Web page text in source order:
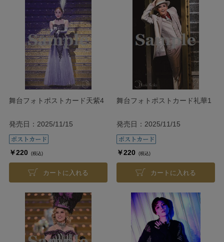
舞台フォトポストカード天紫4
発売日：2025/11/15
￥220 (税込)
カートに入れる
舞台フォトポストカード礼華1
発売日：2025/11/15
￥220 (税込)
カートに入れる